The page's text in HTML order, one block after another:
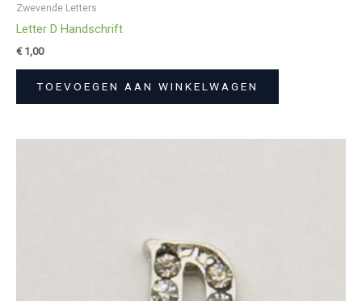
Zwevende Letters
Letter D Handschrift
€1,00
TOEVOEGEN AAN WINKELWAGEN